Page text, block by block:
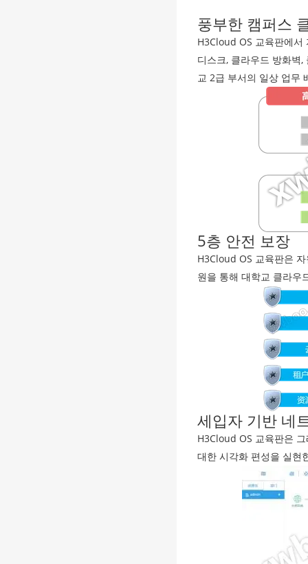
풍부한 캠퍼스
H3Cloud OS 교육판에서
디스크, 클라우드 방화벽
교 2급 부서의 일상 업무
5층 안전 보장
H3Cloud OS 교육판은
원을 통해 대학교 클라우
세입자 기반 네
H3Cloud OS 교육판은
대한 시각화 편성을 실현